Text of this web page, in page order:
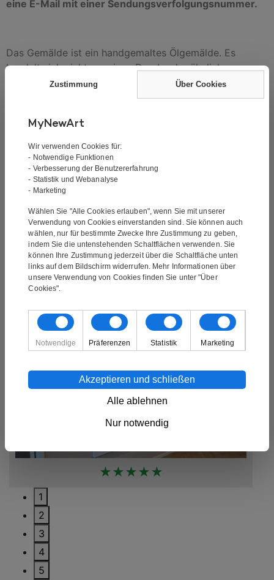
eine E-Mail mit einer Sendungsverfolgungsnummer.
Das Gemälde ist ein handgemaltes Ölgemälde. Es
handelt sich nicht um einen Druck oder ähnliches,
sondern ist handgemalt. Bei der Ölmalerei handelt es
sich um die klassische Form der Malerei. Ölgemälde
gespannt und kann direkt an einer Wand aufgehängt
werden.
Möchten Sie dieses Gemälde in einer anderen Größe?
malen. Wenn Sie mehr wissen möchten, kontaktieren
Sie uns unter info@mynewart.at
Bilder von unseren Kunden
★★★★★
1
2
3
4
5
Zustimmung Über Cookies
MyNewArt
Wir verwenden Cookies für:
- Notwendige Funktionen
- Verbesserung der Benutzererfahrung
- Statistik und Webanalyse
- Marketing
Wählen Sie "Alle Cookies erlauben", wenn Sie mit unserer
Verwendung von Cookies einverstanden sind. Sie können auch
wählen, nur für bestimmte Zwecke Ihre Zustimmung zu geben,
indem Sie die untenstehenden Schaltflächen verwenden. Sie
können Ihre Zustimmung jederzeit über die Schaltfläche unten
links auf dem Bildschirm widerrufen. Mehr Informationen über
unsere Verwendung von Cookies finden Sie unter "Über
Cookies".
Notwendige Präferenzen Statistik Marketing
Alle ablehnen
Nur notwendig
Akzeptieren und schließen